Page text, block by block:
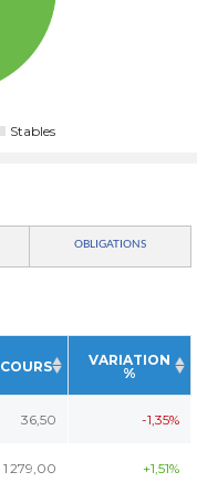
Stables
OBLIGATIONS
COURS
VARIATION
%
36,50 -1,35%
1 279,00 +1,51%